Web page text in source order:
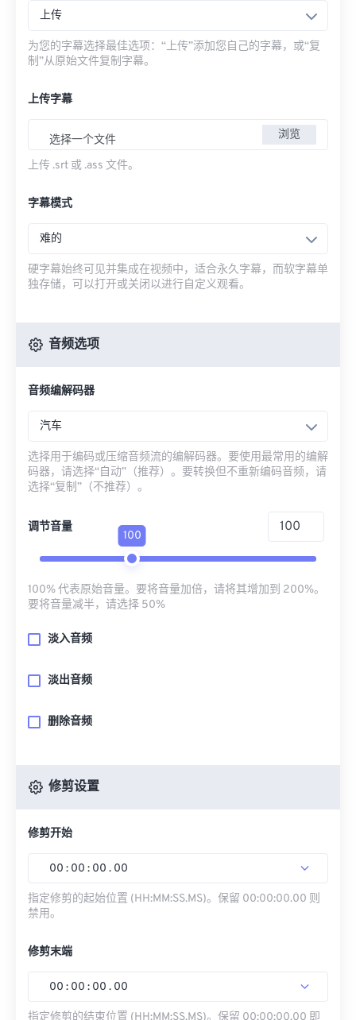
上传
为您的字幕选择最佳选项：“上传”添加您自己的字幕，或“复
制”从原始文件复制字幕。
上传字幕
选择一个文件 浏览
上传 .srt 或 .ass 文件。
字幕模式
难的
硬字幕始终可见并集成在视频中，适合永久字幕，而软字幕单
独存储，可以打开或关闭以进行自定义观看。
音频选项
音频编解码器
汽车
选择用于编码或压缩音频流的编解码器。要使用最常用的编解
码器，请选择“自动”（推荐）。要转换但不重新编码音频，请
选择“复制”（不推荐）。
调节音量
100
100% 代表原始音量。要将音量加倍，请将其增加到 200%。
要将音量减半，请选择 50%
淡入音频
淡出音频
删除音频
修剪设置
修剪开始
00 : 00 : 00 . 00
指定修剪的起始位置 (HH:MM:SS.MS)。保留 00:00:00.00 则
禁用。
修剪末端
00 : 00 : 00 . 00
指定修剪的结束位置 (HH:MM:SS.MS)。保留 00:00:00.00 即